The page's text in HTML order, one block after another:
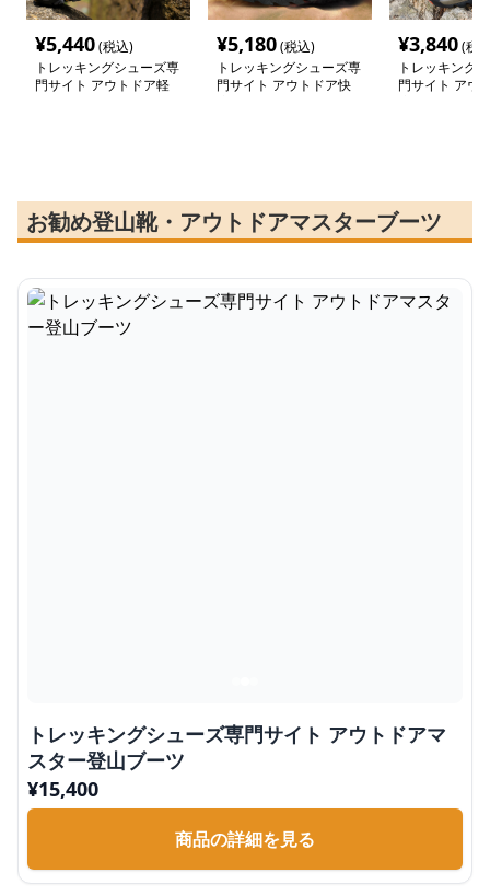
¥5,440(税込)
トレッキングシューズ専
門サイト アウトドア軽
¥5,180(税込)
トレッキングシューズ専
門サイト アウトドア快
¥3,840(税
トレッキング
門サイト アウ
お勧め登山靴・アウトドアマスターブーツ
トレッキングシューズ専門サイト アウトドアマ
スター登山ブーツ
¥15,400
商品の詳細を見る